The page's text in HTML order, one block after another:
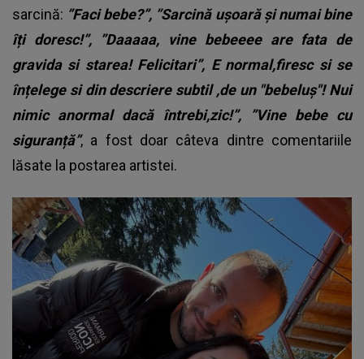
sarcină: ”Faci bebe?”, ”Sarcină ușoară și numai bine
îți doresc!”, ”Daaaaa, vine bebeeee are fata de
gravida si starea! Felicitari”, E normal,firesc si se
înțelege si din descriere subtil ,de un "bebeluș"! Nui
nimic anormal dacă întrebi,zic!”, ”Vine bebe cu
siguranță”, a fost doar câteva dintre comentariile
lăsate la postarea artistei.